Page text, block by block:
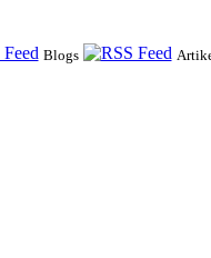
Blogs